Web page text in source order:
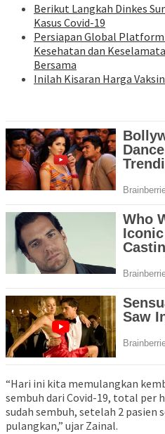
Berikut Langkah Dinkes
Kasus Covid-19
Persiapan Global
Kesehatan dan
Bersama
Inilah Kisaran Harga
“Hari ini kita memulangkan
sembuh dari Covid-19, total per
sudah sembuh, setelah 2 pasien
pulangkan,” ujar Zainal.